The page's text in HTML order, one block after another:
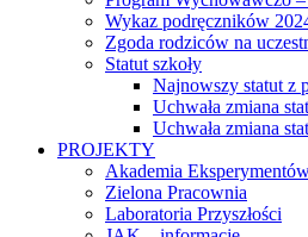
Wykaz podręczników
Zgoda rodziców na
Statut szkoły
Najnowszy statut z
Uchwała zmiana
Uchwała zmiana
PROJEKTY
Akademia
Zielona Pracownia
Laboratoria Przyszłości